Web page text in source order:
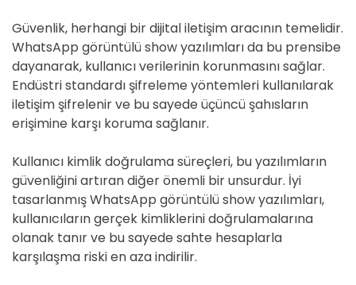
Güvenlik, herhangi bir dijital iletişim aracının temelidir.
WhatsApp görüntülü show yazılımları da bu prensibe
dayanarak, kullanıcı verilerinin korunmasını sağlar.
Endüstri standardı şifreleme yöntemleri kullanılarak
iletişim şifrelenir ve bu sayede üçüncü şahısların
erişimine karşı koruma sağlanır.
Kullanıcı kimlik doğrulama süreçleri, bu yazılımların
güvenliğini artıran diğer önemli bir unsurdur. İyi
tasarlanmış WhatsApp görüntülü show yazılımları,
kullanıcıların gerçek kimliklerini doğrulamalarına
olanak tanır ve bu sayede sahte hesaplarla
karşılaşma riski en aza indirilir.